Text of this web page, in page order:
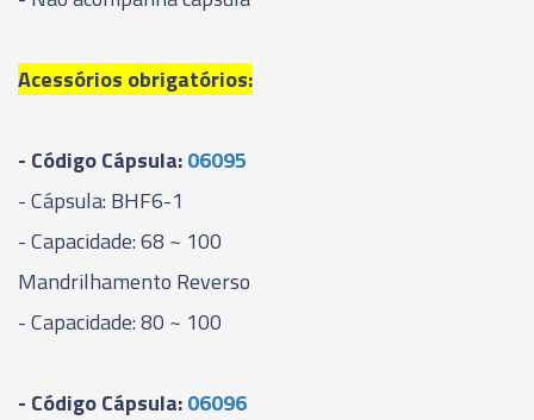
Acessórios obrigatórios:
- Código Cápsula:06095
- Cápsula: BHF6-1
- Capacidade: 68 ~ 100
Mandrilhamento Reverso
- Capacidade: 80 ~ 100
- Código Cápsula:06096